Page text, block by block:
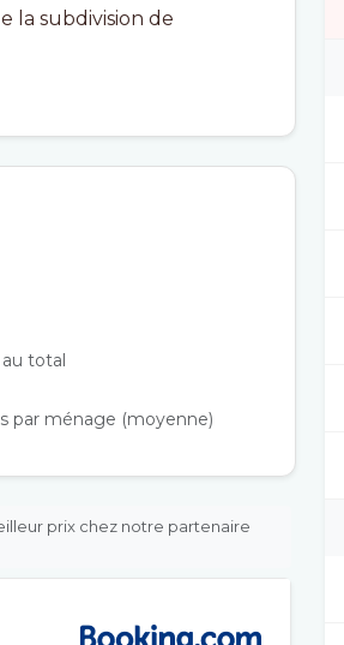
la subdivision de
total
par ménage (moyenne)
prix chez notre partenaire